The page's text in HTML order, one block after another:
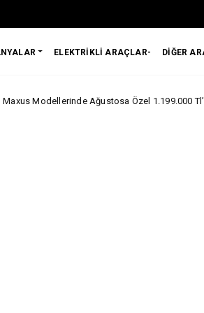
ELEKTRİKLİ ARAÇLAR- DİĞER
Ağustosa Özel 1.199.000 Tl’den Başlayan